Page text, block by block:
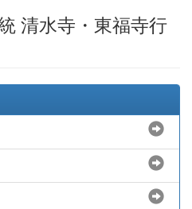
清水寺・東福寺行